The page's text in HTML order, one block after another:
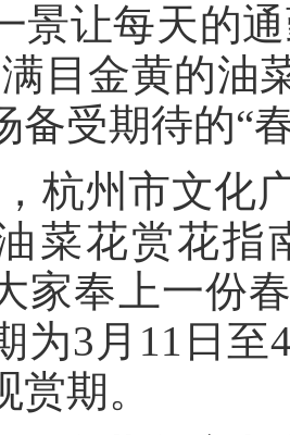
景让每天的
目金黄的油
备受期待的“
杭州市文化
菜花赏花指
家奉上一份
为3月11日
期。